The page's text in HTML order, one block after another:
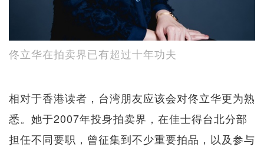
佟立华在拍卖界已有超过十年功夫
相对于香港读者，台湾朋友应该会对佟立华更为熟
悉。她于2007年投身拍卖界，在佳士得台北分部
担任不同要职，曾征集到不少重要拍品，以及参与